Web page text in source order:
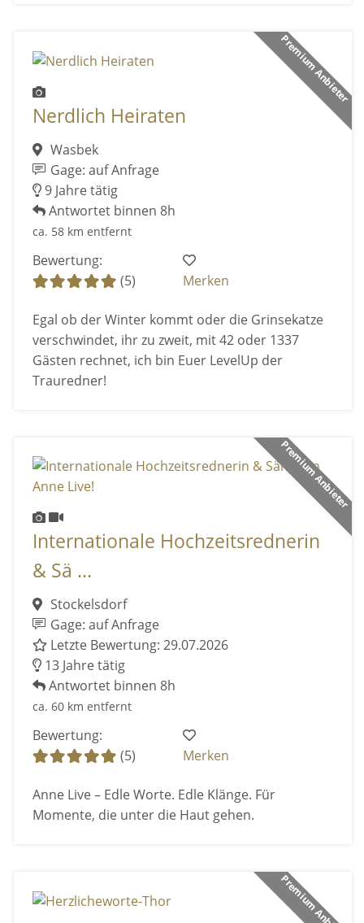
Premium Anbieter
Nerdlich Heiraten
Wasbek
Gage: auf Anfrage
9 Jahre tätig
Antwortet binnen 8h
ca. 58 km entfernt
Bewertung:
(5)
Merken
Egal ob der Winter kommt oder die Grinsekatze
verschwindet, ihr zu zweit, mit 42 oder 1337
Gästen rechnet, ich bin Euer LevelUp der
Trauredner!
Premium Anbieter
Internationale Hochzeitsrednerin
& Sä ...
Stockelsdorf
Gage: auf Anfrage
Letzte Bewertung: 29.07.2026
13 Jahre tätig
Antwortet binnen 8h
ca. 60 km entfernt
Bewertung:
(5)
Merken
Anne Live – Edle Worte. Edle Klänge. Für
Momente, die unter die Haut gehen.